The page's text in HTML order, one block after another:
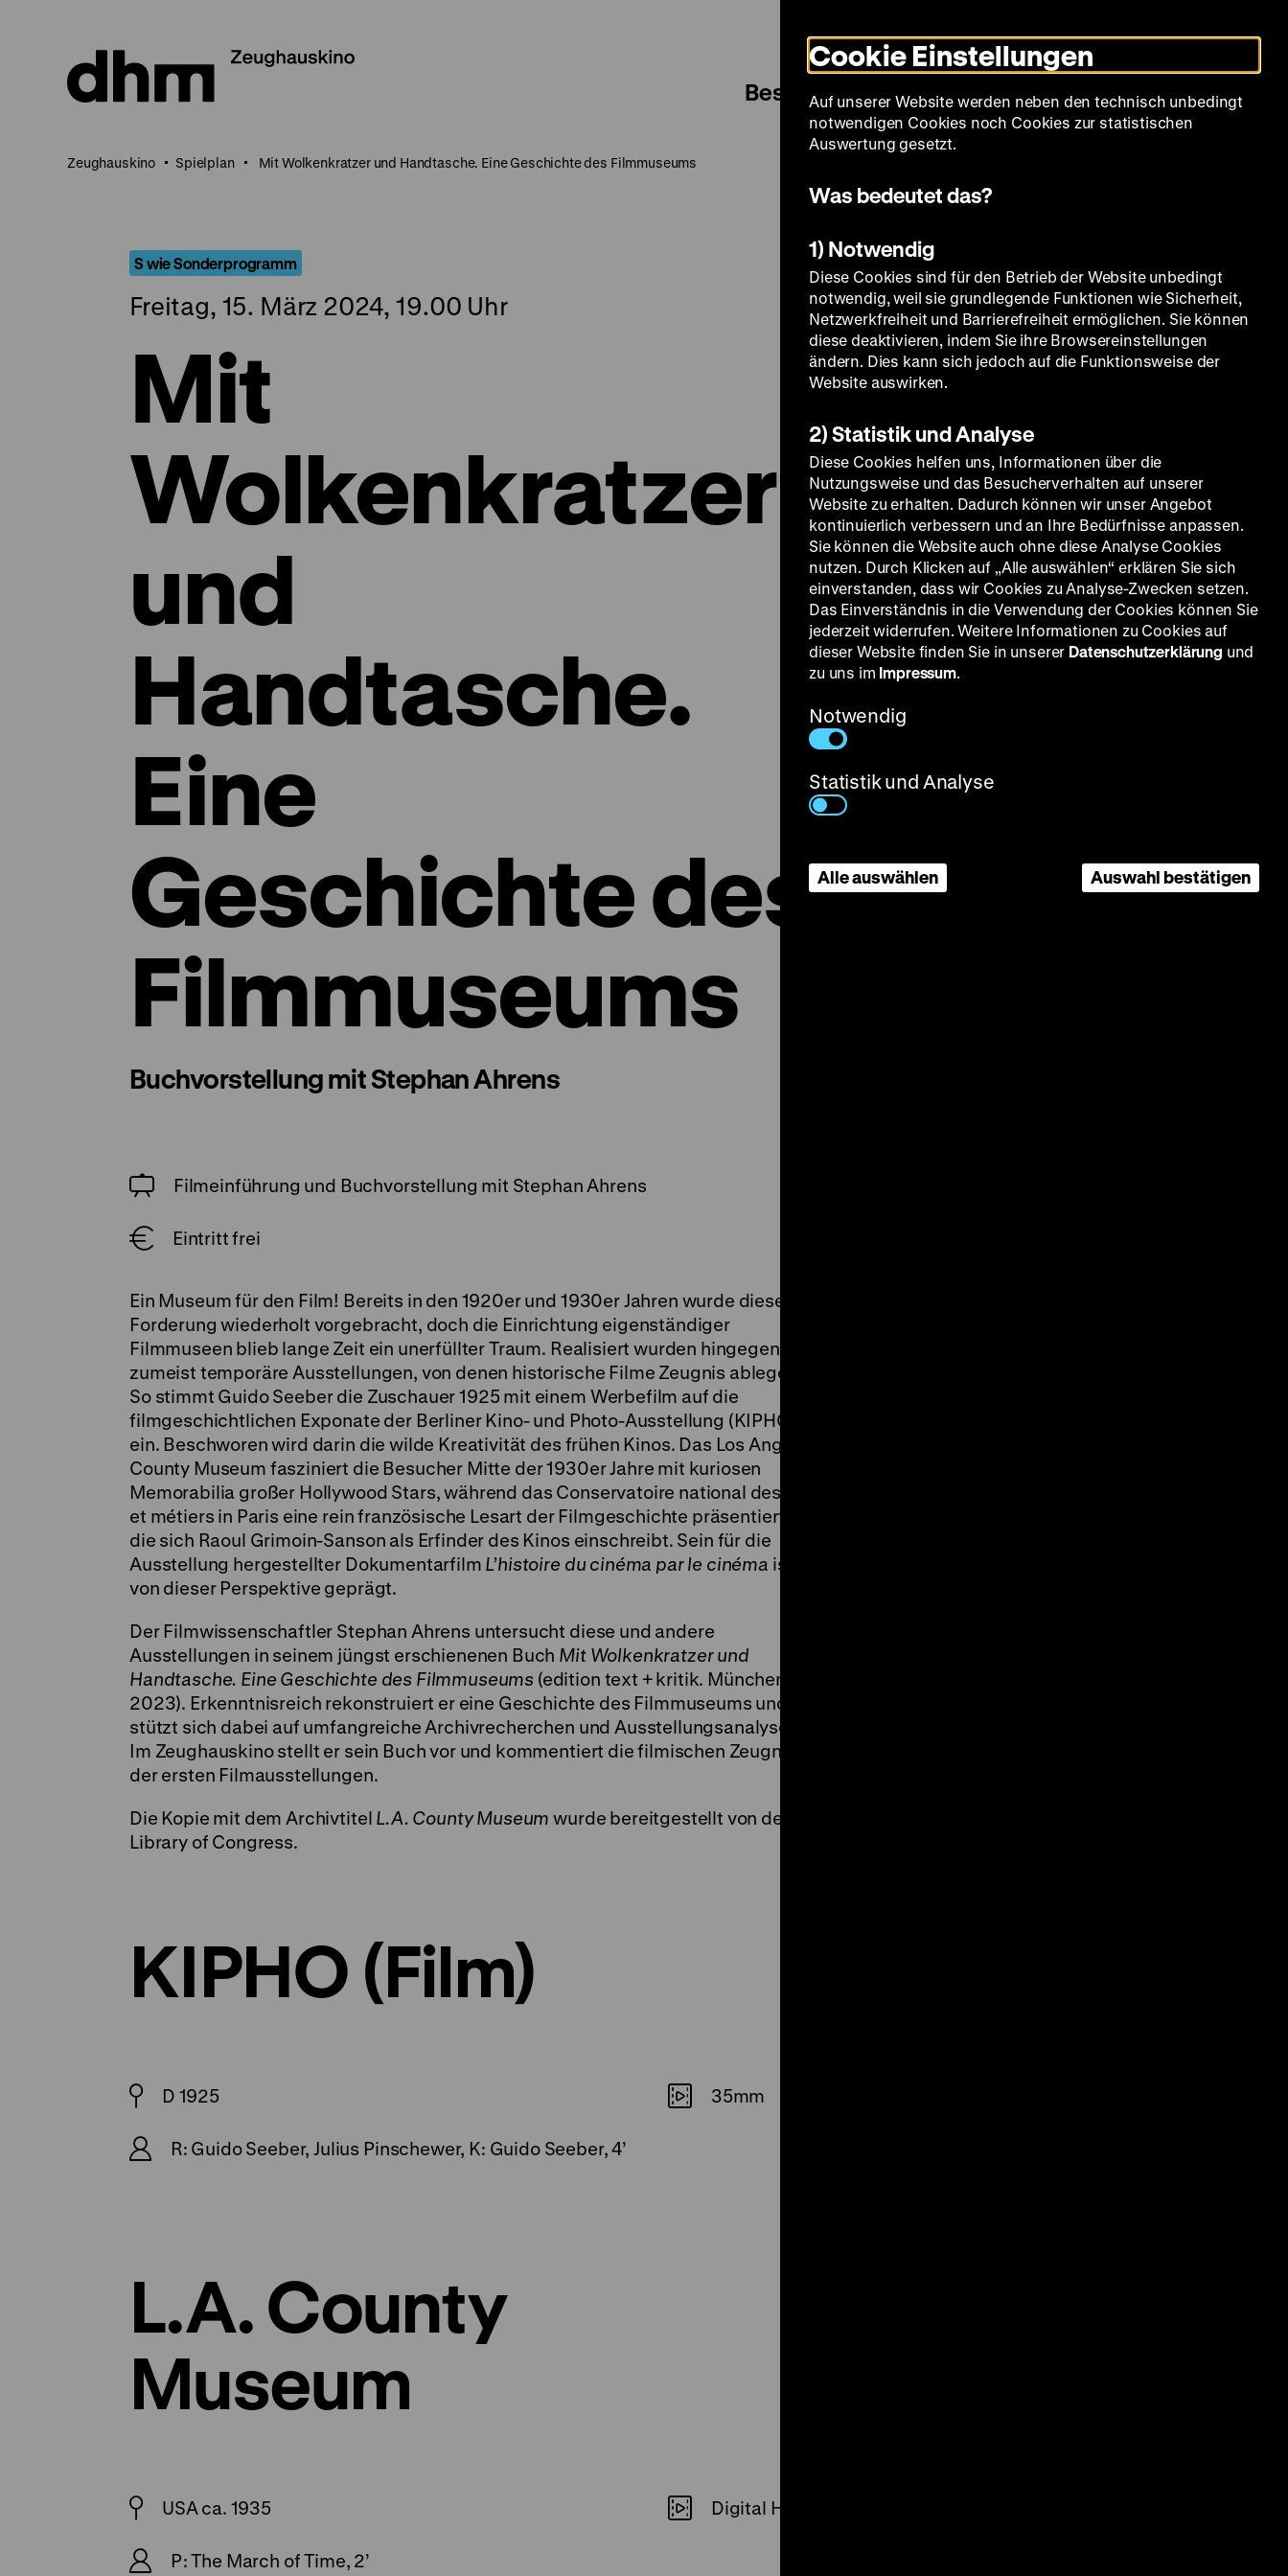
Seiteninhalt
springen
Modus
umschalten
Sprache
Besuch Spielplan Filmreihen Über uns
Zeughauskino Spielplan Mit Wolkenkratzer und Handtasche. Eine Geschichte des Filmmuseums
S wie Sonderprogramm
Freitag, 15. März 2024, 19.00 Uhr
Mit
Wolkenkratzer
und
Handtasche.
Eine
Geschichte des
Filmmuseums
Buchvorstellung mit Stephan Ahrens
Filmeinführung und Buchvorstellung mit Stephan Ahrens
Eintritt frei
Ein Museum für den Film! Bereits in den 1920er und 1930er Jahren wurde diese
Forderung wiederholt vorgebracht, doch die Einrichtung eigenständiger
Filmmuseen blieb lange Zeit ein unerfüllter Traum. Realisiert wurden hingegen
zumeist temporäre Ausstellungen, von denen historische Filme Zeugnis ablegen.
So stimmt Guido Seeber die Zuschauer 1925 mit einem Werbefilm auf die
filmgeschichtlichen Exponate der Berliner Kino- und Photo-Ausstellung (KIPHO)
ein. Beschworen wird darin die wilde Kreativität des frühen Kinos. Das Los Angeles
County Museum fasziniert die Besucher Mitte der 1930er Jahre mit kuriosen
Memorabilia großer Hollywood Stars, während das Conservatoire national des arts
et métiers in Paris eine rein französische Lesart der Filmgeschichte präsentiert, in
die sich Raoul Grimoin-Sanson als Erfinder des Kinos einschreibt. Sein für die
Ausstellung hergestellter Dokumentarfilm L’histoire du cinéma par le cinéma ist
von dieser Perspektive geprägt.
Der Filmwissenschaftler Stephan Ahrens untersucht diese und andere
Ausstellungen in seinem jüngst erschienenen Buch Mit Wolkenkratzer und
Handtasche. Eine Geschichte des Filmmuseums (edition text + kritik. München
2023). Erkenntnisreich rekonstruiert er eine Geschichte des Filmmuseums und
stützt sich dabei auf umfangreiche Archivrecherchen und Ausstellungsanalysen.
Im Zeughauskino stellt er sein Buch vor und kommentiert die filmischen Zeugnisse
der ersten Filmausstellungen.
Die Kopie mit dem Archivtitel L.A. County Museum wurde bereitgestellt von der
Library of Congress.
KIPHO (Film)
D 1925 35mm
R: Guido Seeber, Julius Pinschewer, K: Guido Seeber, 4’
L.A. County
Museum
USA ca. 1935 Digital HD
P: The March of Time, 2’
Cookie Einstellungen
Auf unserer Website werden neben den technisch unbedingt
notwendigen Cookies noch Cookies zur statistischen
Auswertung gesetzt.
Was bedeutet das?
1) Notwendig
Diese Cookies sind für den Betrieb der Website unbedingt
notwendig, weil sie grundlegende Funktionen wie Sicherheit,
Netzwerkfreiheit und Barrierefreiheit ermöglichen. Sie können
diese deaktivieren, indem Sie ihre Browsereinstellungen
ändern. Dies kann sich jedoch auf die Funktionsweise der
Website auswirken.
2) Statistik und Analyse
Diese Cookies helfen uns, Informationen über die
Nutzungsweise und das Besucherverhalten auf unserer
Website zu erhalten. Dadurch können wir unser Angebot
kontinuierlich verbessern und an Ihre Bedürfnisse anpassen.
Sie können die Website auch ohne diese Analyse Cookies
nutzen. Durch Klicken auf „Alle auswählen“ erklären Sie sich
einverstanden, dass wir Cookies zu Analyse-Zwecken setzen.
Das Einverständnis in die Verwendung der Cookies können Sie
jederzeit widerrufen. Weitere Informationen zu Cookies auf
dieser Website finden Sie in unserer Datenschutzerklärung und
zu uns im Impressum.
Notwendig
Statistik und Analyse
Alle auswählen Auswahl bestätigen